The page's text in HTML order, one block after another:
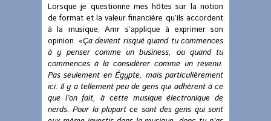
Lorsque je questionne mes hôtes sur la notion
de format et la valeur financière qu’ils accordent
à la musique, Amr s’applique à exprimer son
opinion. «Ça devient risqué quand tu commences
à y penser comme un business, ou quand tu
commences à la considérer comme un revenu.
Pas seulement en Égypte, mais particulièrement
ici. Il y a tellement peu de gens qui adhèrent à ce
que l’on fait, à cette musique électronique de
nerds. Pour la plupart ce sont des gens qui sont